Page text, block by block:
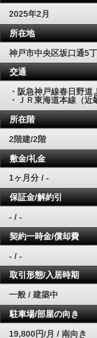
2025年2月
所在地
神戸市中央区坂口通5
交通
・阪急神戸線春日野道
・ＪＲ東海道本線（
所在階
2階建/2階
敷金/礼金
1ヶ月分 / -
保証金/解約引
- / -
契約一時金/償却費
- / -
取引形態/入居時期
一般 / 建築中
駐車場/部屋の向き
19,800円/月 / 南向き